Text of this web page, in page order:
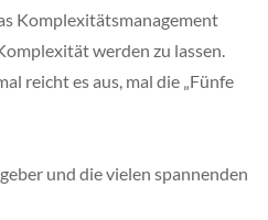
Komplexitätsmanagement
werden zu lassen.
reicht es aus, mal die „Fünfe
und die vielen spannenden